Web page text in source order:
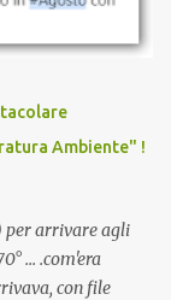
sentire una
che minacci le
il lavoro o la
a un
tutti i vaccini
Ambiente" !
per arrivare agli
... .com'era
con file